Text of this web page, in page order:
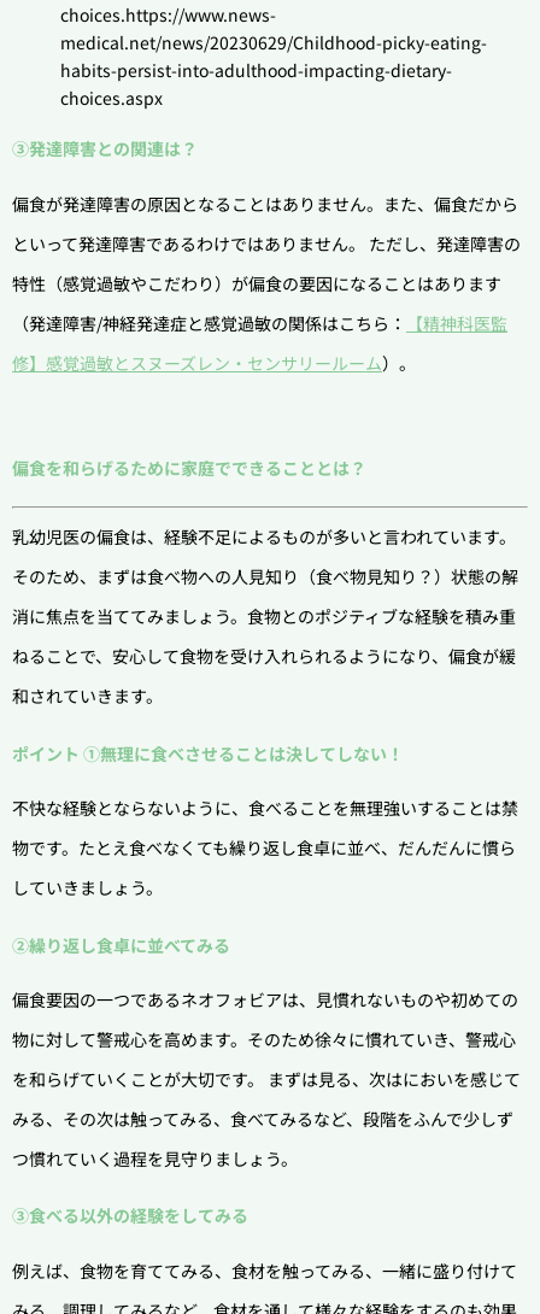
choices.https://www.news-
medical.net/news/20230629/Childhood-picky-eating-
habits-persist-into-adulthood-impacting-dietary-
choices.aspx
③発達障害との関連は？
偏食が発達障害の原因となることはありません。また、偏食だから
といって発達障害であるわけではありません。 ただし、発達障害の
特性（感覚過敏やこだわり）が偏食の要因になることはあります
（発達障害/神経発達症と感覚過敏の関係はこちら：
【精神科医監
修】感覚過敏とスヌーズレン・センサリールーム）。
偏食を和らげるために家庭でできることとは？
乳幼児医の偏食は、経験不足によるものが多いと言われています。
そのため、まずは食べ物への人見知り（食べ物見知り？）状態の解
消に焦点を当ててみましょう。食物とのポジティブな経験を積み重
ねることで、安心して食物を受け入れられるようになり、偏食が緩
和されていきます。
ポイント ①無理に食べさせることは決してしない！
不快な経験とならないように、食べることを無理強いすることは禁
物です。たとえ食べなくても繰り返し食卓に並べ、だんだんに慣ら
していきましょう。
②繰り返し食卓に並べてみる
偏食要因の一つであるネオフォビアは、見慣れないものや初めての
物に対して警戒心を高めます。そのため徐々に慣れていき、警戒心
を和らげていくことが大切です。 まずは見る、次はにおいを感じて
みる、その次は触ってみる、食べてみるなど、段階をふんで少しず
つ慣れていく過程を見守りましょう。
③食べる以外の経験をしてみる
例えば、食物を育ててみる、食材を触ってみる、一緒に盛り付けて